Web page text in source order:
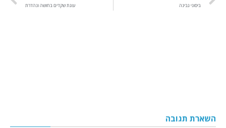
ביסוני גבינה עוגת שקדים בחושה ונהדרת
השארת תגובה